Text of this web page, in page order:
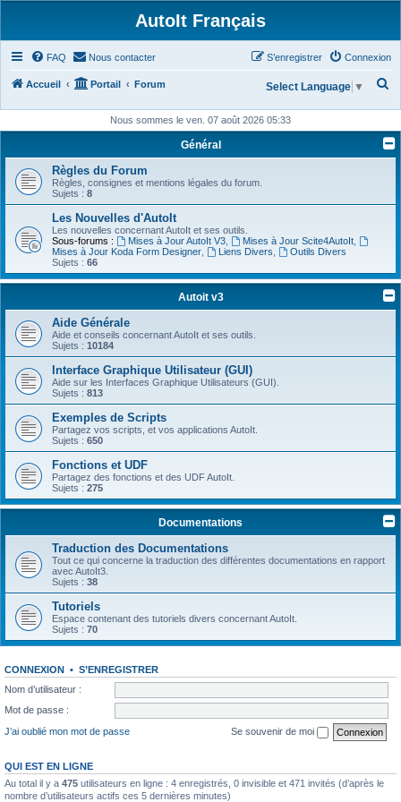
AutoIt Français
FAQ Nous contacter Connexion
S’enregistrer
Accueil Portail Forum
h
r
Select Language ▼
Nous sommes le ven. 07 août 2026 05:33
Général
Règles du Forum
Règles, consignes et mentions légales du forum.
Sujets : 8
Les Nouvelles d'AutoIt
Les nouvelles concernant AutoIt et ses outils.
Sous-forums :
Mises à Jour AutoIt V3, Mises à Jour Scite4AutoIt,
Mises à Jour Koda Form Designer
Liens Divers
Outils Divers
Sujets : 66
Autoit v3
Aide Générale
Aide et conseils concernant AutoIt et ses outils.
Sujets : 10184
Interface Graphique Utilisateur (GUI)
Aide sur les Interfaces Graphique Utilisateurs (GUI).
Sujets : 813
Exemples de Scripts
Partagez vos scripts, et vos applications AutoIt.
Sujets : 650
Fonctions et UDF
Partagez des fonctions et des UDF AutoIt.
Sujets : 275
Documentations
Traduction des Documentations
Tout ce qui concerne la traduction des différentes documentations en rapport
avec AutoIt3.
Sujets : 38
Tutoriels
Espace contenant des tutoriels divers concernant AutoIt.
Sujets : 70
CONNEXION • S’ENREGISTRER
Nom d’utilisateur :
Mot de passe :
J’ai oublié mon mot de passe
Se souvenir de moi
QUI EST EN LIGNE
Au total il y a 475 utilisateurs en ligne : 4 enregistrés, 0 invisible et 471 invités (d’après le
nombre d’utilisateurs actifs ces 5 dernières minutes)